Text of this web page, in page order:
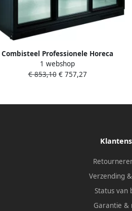
Combisteel Professionele Horeca
Barkoeler 3 Schuifdeuren Zwart 298
Liter
1 webshop
€ 853,10€ 757,27
Verzending
Status van
Garantie &